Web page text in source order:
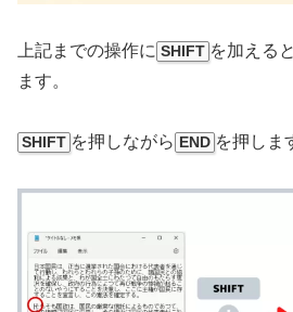
上記までの操作に SHIFT を加える
ます。
SHIFT を押しながら END を押しま